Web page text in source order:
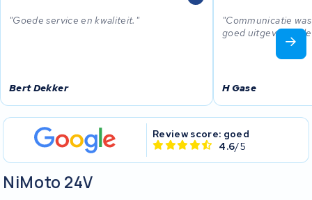
Goede service en kwaliteit.
Bert Dekker
Communicatie
goed uitgevoerd
H Gase
Review score: goed
4.6/5
NiMoto 24V